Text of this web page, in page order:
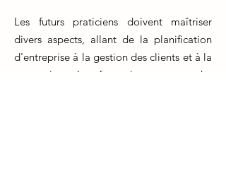
Les futurs praticiens doivent maîtriser
divers aspects, allant de la planification
d'entreprise à la gestion des clients et à la
promotion. La formation naturopathe